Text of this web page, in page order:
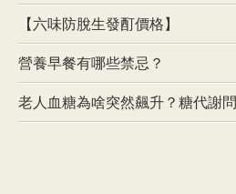
【六味防脫生發酊價格】
營養早餐有哪些禁忌？
老人血糖為啥突然飆升？糖代謝問